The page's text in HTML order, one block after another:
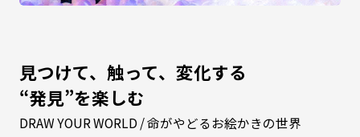
見つけて、触って、変化する
“発見”を楽しむ
DRAW YOUR WORLD / 命がやどるお絵かきの世界